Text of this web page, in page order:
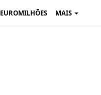
EUROMILHÕES MAIS